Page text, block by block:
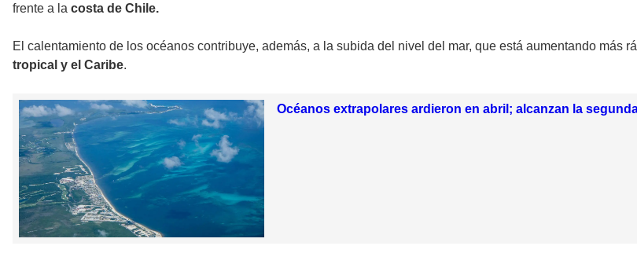
frente a la costa de Chile.
El calentamiento de los océanos contribuye, además, a la subida del nivel del mar, que está aumentando más
tropical y el Caribe.
Océanos extrapolares ardieron en abril; alcanzan la